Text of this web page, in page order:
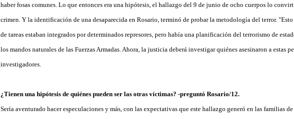
haber fosas comunes. Lo que entonces era una hipótesis, el hallazgo del 9 de junio de ocho cuerpos lo
crimen. Y la identificación de una desaparecida en Rosario, terminó de probar la metodología del terror.
de tareas estaban integrados por determinados represores, pero había una planificación del terrorismo de
los mandos naturales de las Fuerzas Armadas. Ahora, la justicia deberá investigar quiénes asesinaron a estas
investigadores.
¿Tienen una hipótesis de quiénes pueden ser las otras víctimas? -preguntó Rosario/12.
Sería aventurado hacer especulaciones y más, con las expectativas que este hallazgo generó en las familias